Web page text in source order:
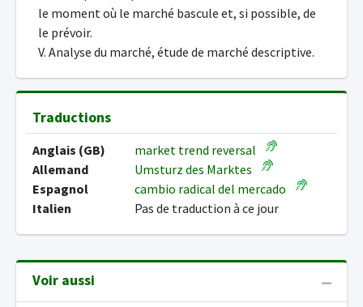
le moment où le marché bascule et, si possible, de
le prévoir.
V. Analyse du marché, étude de marché descriptive.
Traductions
Anglais (GB)
market trend reversal
Allemand
Umsturz des Marktes
Espagnol
cambio radical del mercado
Italien
Pas de traduction à ce jour
Voir aussi